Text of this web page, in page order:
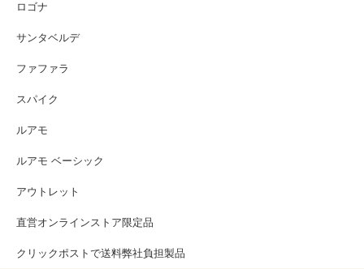
ロゴナ
サンタベルデ
ファファラ
スパイク
ルアモ
ルアモ ベーシック
アウトレット
直営オンラインストア限定品
クリックポストで送料弊社負担製品